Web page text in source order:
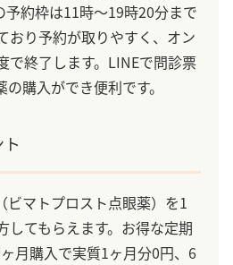
予約枠は11時～19時20分まで
おり予約が取りやすく、オン
で終了します。LINEで問診票
購入ができ便利です。
ビマトプロスト点眼薬）を1
してもらえます。お得な定期
月購入で実質1ヶ月分0円、6